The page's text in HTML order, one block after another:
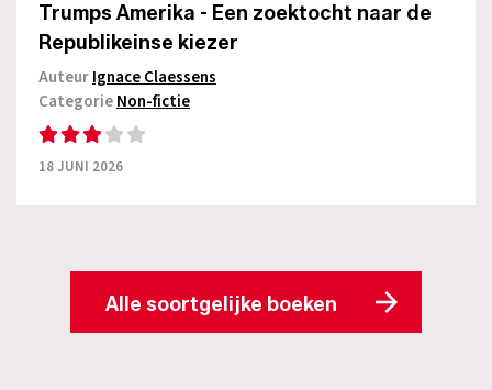
Trumps Amerika - Een zoektocht naar de
Republikeinse kiezer
AuteurIgnace Claessens
CategorieNon-fictie
18 JUNI 2026
Alle soortgelijke boeken